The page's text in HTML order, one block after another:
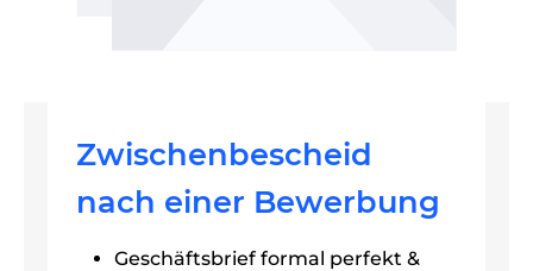
Zwischenbescheid
nach einer Bewerbung
Geschäftsbrief formal perfekt &